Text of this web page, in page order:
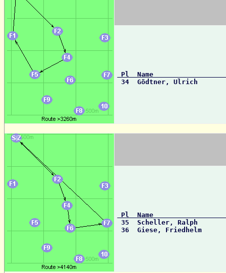
Pl  Name
34  Gödtner, Ulrich
Pl  Name
35  Scheller,
36  Giese,